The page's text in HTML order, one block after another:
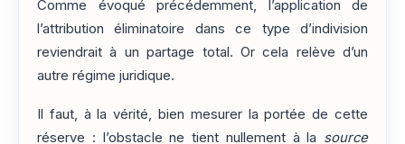
Comme évoqué précédemment, l’application de
l’attribution éliminatoire dans ce type d’indivision
reviendrait à un partage total. Or cela relève d’un
autre régime juridique.
Il faut, à la vérité, bien mesurer la portée de cette
réserve : l’obstacle ne tient nullement à la source